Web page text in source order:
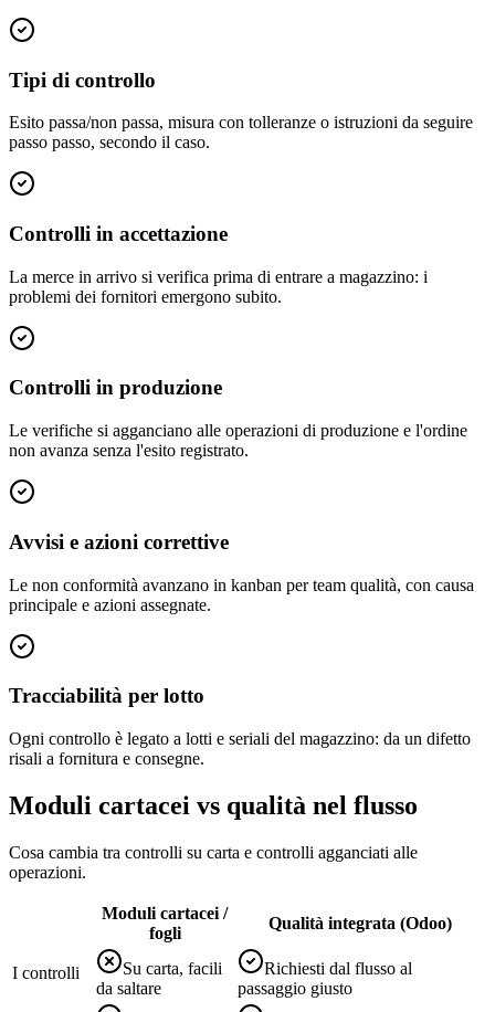
Tipi di controllo
Esito passa/non passa, misura con tolleranze o istruzioni da seguire
passo passo, secondo il caso.
Controlli in accettazione
La merce in arrivo si verifica prima di entrare a magazzino: i
problemi dei fornitori emergono subito.
Controlli in produzione
Le verifiche si agganciano alle operazioni di produzione e l'ordine
non avanza senza l'esito registrato.
Avvisi e azioni correttive
Le non conformità avanzano in kanban per team qualità, con causa
principale e azioni assegnate.
Tracciabilità per lotto
Ogni controllo è legato a lotti e seriali del magazzino: da un difetto
risali a fornitura e consegne.
Moduli cartacei vs qualità nel flusso
Cosa cambia tra controlli su carta e controlli agganciati alle
operazioni.
Moduli cartacei /
fogli
Qualità integrata (Odoo)
I controlli
Su carta, facili
da saltare
Richiesti dal flusso al
passaggio giusto